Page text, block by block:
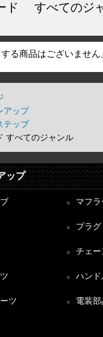
ド すべてのジ
る商品はございません
アップ
テップ
すべてのジャンル
ップ
マフラ
プラグ
チェー
ハン
ツ 電装部